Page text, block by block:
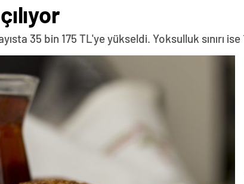
35 bin 175 TL'ye yükseldi. Yoksulluk sınırı